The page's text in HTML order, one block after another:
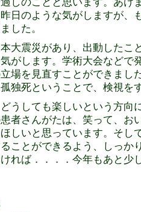
日のような気がしますが、
した。
大震災があり、出動したこ
がします。学術大会などで
場を見直すことができまし
独死ということで、検視を
うしても楽しいという方向
者さんがたは、笑って、お
しいと思っています。そし
ことができるよう、しっか
れば．．．．今年もあと少